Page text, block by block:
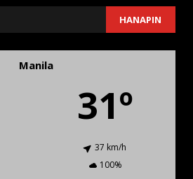
HANAPIN
Manila
31º
37 km/h
100%